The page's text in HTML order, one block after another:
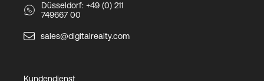
Düsseldorf: +49 (0) 211
749667 00
sales@digitalrealty.com
Kundendienst